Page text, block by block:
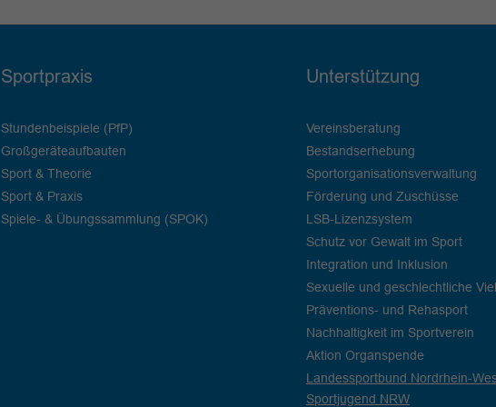
Sportpraxis
Stundenbeispiele (PfP)
Großgeräteaufbauten
Sport & Theorie
Sport & Praxis
Spiele- & Übungssammlung (SPOK)
Unterstützung
Vereinsberatung
Bestandserhebung
Sportorganisationsverwaltung
Förderung und Zuschüsse
LSB-Lizenzsystem
Schutz vor Gewalt im Sport
Integration und Inklusion
Sexuelle und geschlechtliche
Präventions- und Rehasport
Nachhaltigkeit im Sportverein
Aktion Organspende
Landessportbund Nordrhein-
Sportjugend NRW